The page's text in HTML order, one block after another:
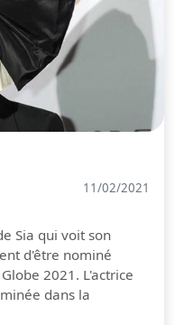
11/02/2021
Sia qui voit son
d'être nominé
2021. L'actrice
dans la